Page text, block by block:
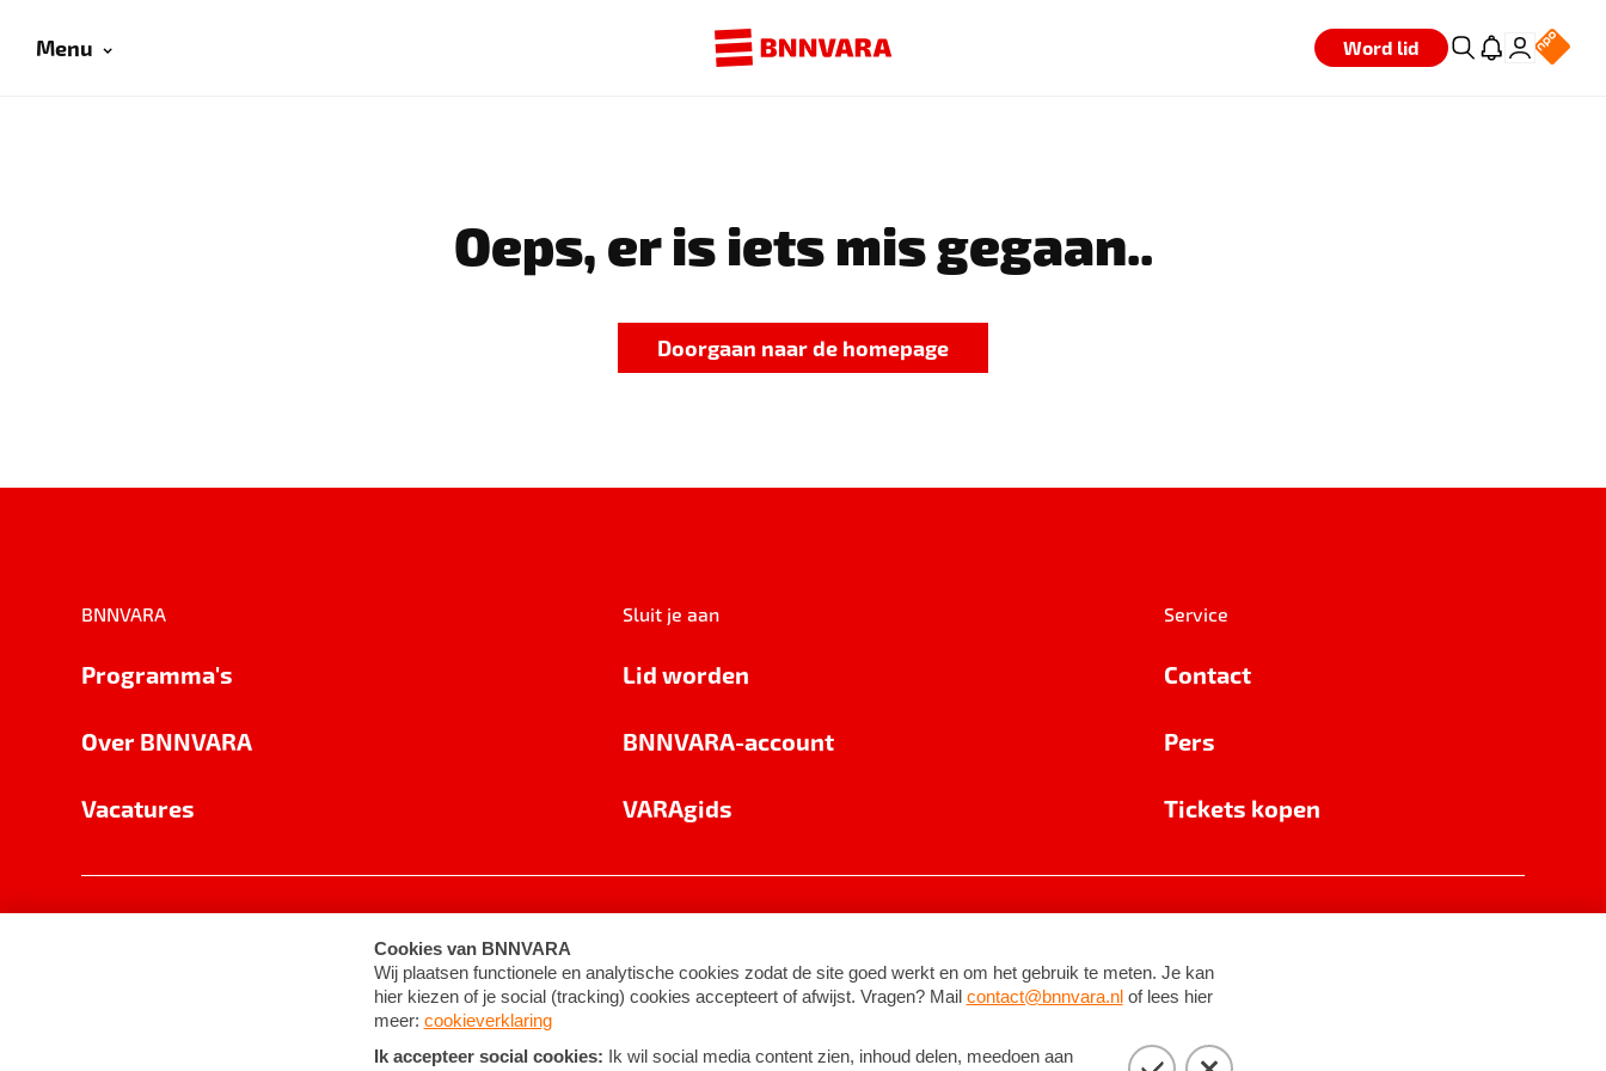
Menu Word lid
Oeps, er is iets mis gegaan..
Doorgaan naar de homepage
BNNVARA
Programma's
Over BNNVARA
Vacatures
Sluit je aan
Lid worden
BNNVARA-account
VARAgids
Service
Contact
Pers
Tickets kopen
Cookie-instellingen Algemene voorwaarden ©2026BNNVARA